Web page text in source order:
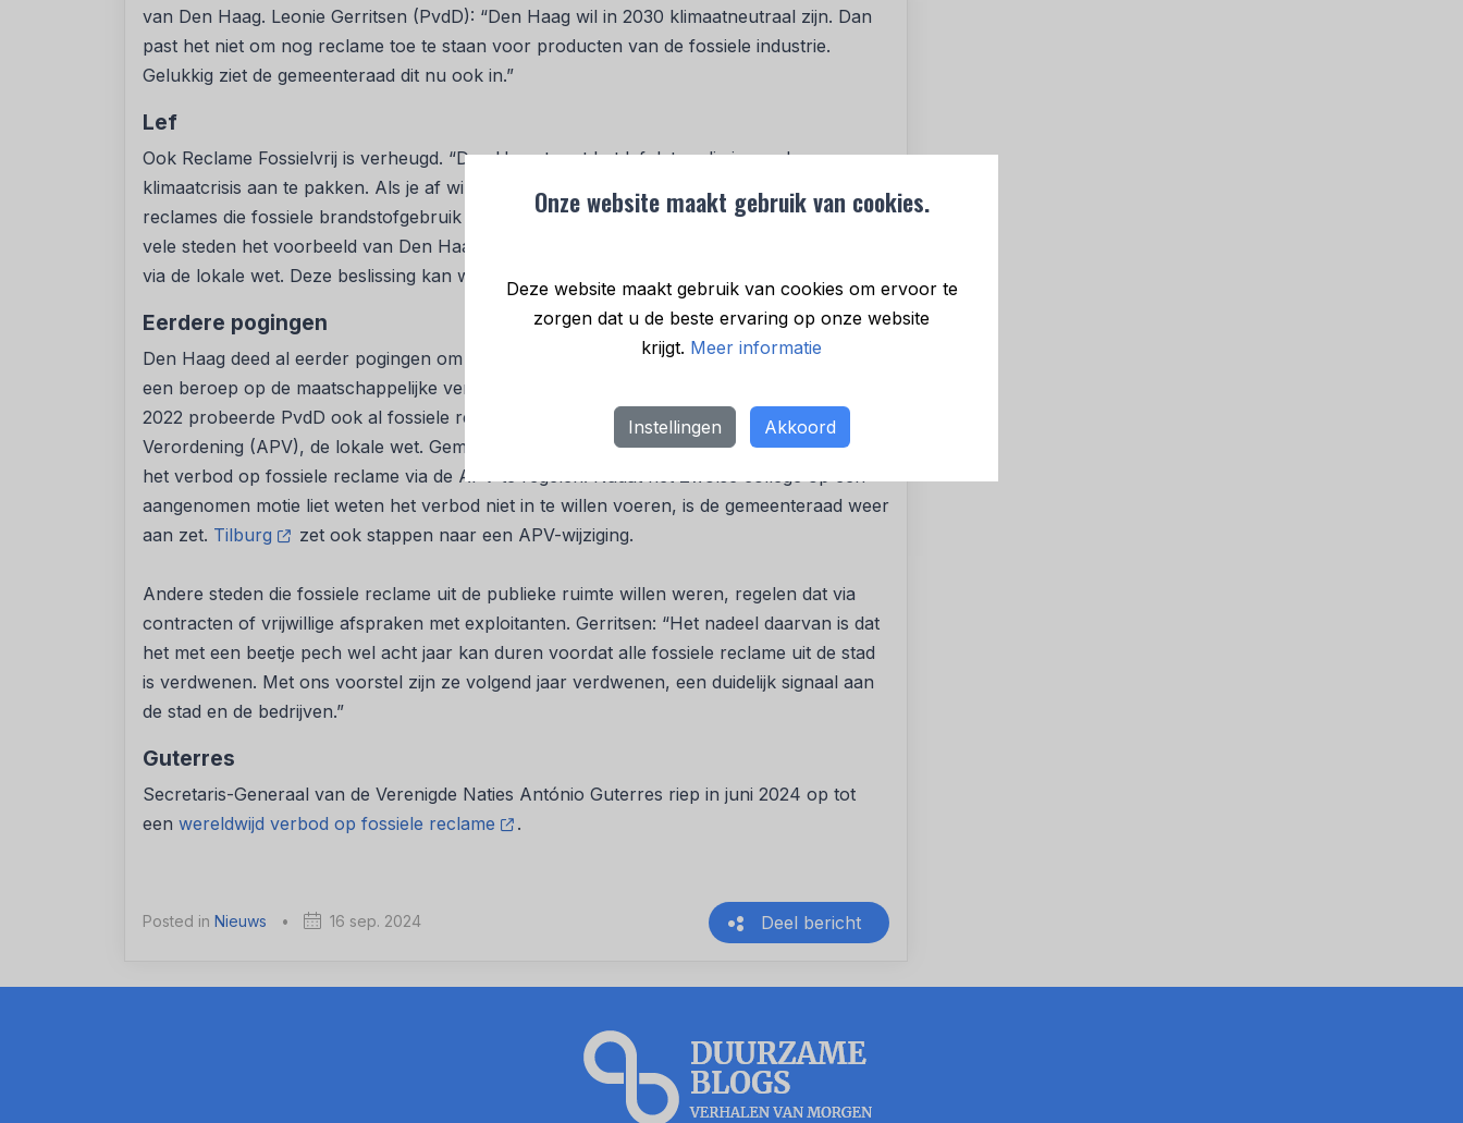
Onze website maakt gebruik van cookies.
Deze website maakt gebruik van cookies om ervoor te
zorgen dat u de beste ervaring op onze website
krijgt. Meer informatie
Instellingen Akkoord
van Den Haag. Leonie Gerritsen (PvdD): “Den Haag wil in 2030 klimaatneutraal zijn. Dan
past het niet om nog reclame toe te staan voor producten van de fossiele industrie.
Gelukkig ziet de gemeenteraad dit nu ook in.”
Lef
Ook Reclame Fossielvrij is verheugd. “Den Haag toont het lef dat nodig is om de
klimaatcrisis aan te pakken. Als je af wilt van fossiele brandstoffen, dan stop je met
reclames die fossiele brandstofgebruik promoten”, aldus Femke Sleegers. Ze denkt dat
vele steden het voorbeeld van Den Haag volgen. “Den Haag laat hiermee zien dat het kan
via de lokale wet. Deze beslissing kan wereldwijd een sneeuwbaleffect teweegbrengen.”
Eerdere pogingen
Den Haag deed al eerder pogingen om fossiele reclame te weren. Eerst tevergeefs met
een beroep op de maatschappelijke verantwoordelijkheid van reclame-exploitanten. En in
2022 probeerde PvdD ook al fossiele reclame te weren via de Algemene Plaatselijke
Verordening (APV), de lokale wet. Gemeente
is nog bezig met een voorstel om
het verbod op fossiele reclame via de APV te regelen. Nadat het Zwolse college op een
aangenomen motie liet weten het verbod niet in te willen voeren, is de gemeenteraad weer
aan zet. Tilburg zet ook stappen naar een APV-wijziging.
Andere steden die fossiele reclame uit de publieke ruimte willen weren, regelen dat via
contracten of vrijwillige afspraken met exploitanten. Gerritsen: “Het nadeel daarvan is dat
het met een beetje pech wel acht jaar kan duren voordat alle fossiele reclame uit de stad
is verdwenen. Met ons voorstel zijn ze volgend jaar verdwenen, een duidelijk signaal aan
de stad en de bedrijven.”
Guterres
Secretaris-Generaal van de Verenigde Naties António Guterres riep in juni 2024 op tot
een wereldwijd verbod op fossiele reclame .
Posted in Nieuws • 16 sep. 2024 Deel bericht